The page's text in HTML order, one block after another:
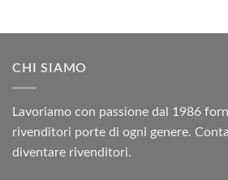
CHI SIAMO
Lavoriamo con passione dal 1986
rivenditori porte di ogni genere.
diventare rivenditori.